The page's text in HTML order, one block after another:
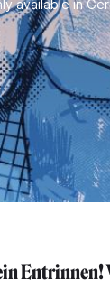
available in
Entrinnen!